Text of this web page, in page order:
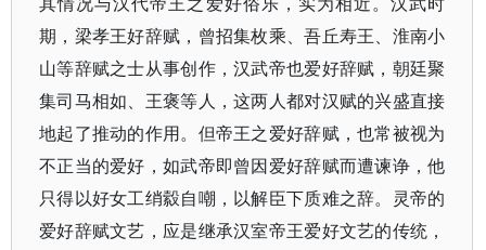
期，梁孝王好辞赋，曾招集枚乘、吾丘寿王、淮南小
山等辞赋之士从事创作，汉武帝也爱好辞赋，朝廷聚
集司马相如、王褒等人，这两人都对汉赋的兴盛直接
地起了推动的作用。但帝王之爱好辞赋，也常被视为
不正当的爱好，如武帝即曾因爱好辞赋而遭谏诤，他
只得以好女工绡縠自嘲，以解臣下质难之辞。灵帝的
爱好辞赋文艺，应是继承汉室帝王爱好文艺的传统，